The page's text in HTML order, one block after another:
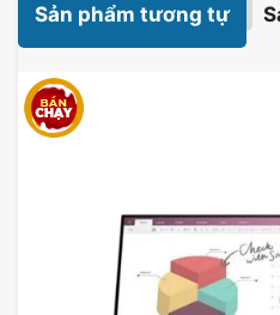
Độ phân giải
FHD IPS
nét và sắc nét. Công
hình có góc nhìn rộng,
và giải trí trở nên thú
Tần Số làm
nghệ FreeSync
Sản phẩm tương tự